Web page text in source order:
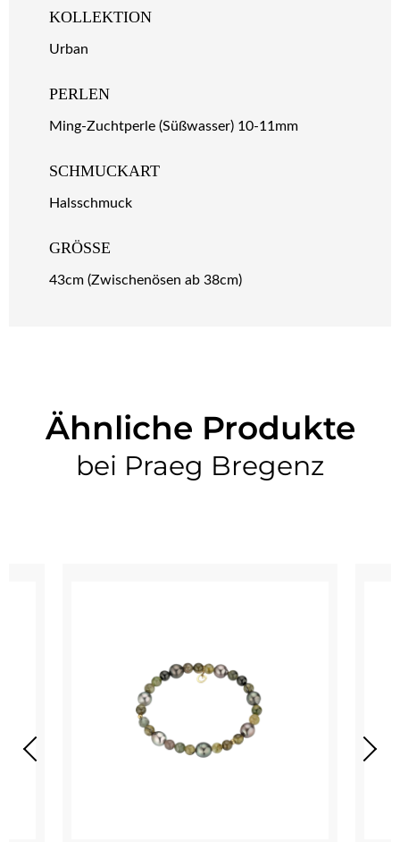
KOLLEKTION
Urban
PERLEN
Ming-Zuchtperle (Süßwasser) 10-11mm
SCHMUCKART
Halsschmuck
GRÖSSE
43cm (Zwischenösen ab 38cm)
Ähnliche Produkte
bei Praeg Bregenz